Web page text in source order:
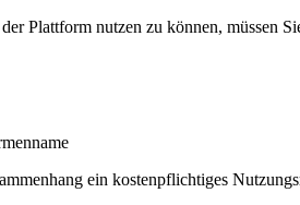
Plattform nutzen zu können, müssen
ein kostenpflichtiges